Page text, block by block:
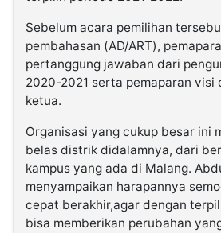
Sebelum acara pemilihan
pembahasan (AD/ART),
pertanggung jawaban dari
2020-2021 serta pemaparan visi
ketua.
Organisasi yang cukup besar ini
belas distrik didalamnya, dari
kampus yang ada di Malang.
menyampaikan harapannya
cepat berakhir,agar dengan
bisa memberikan perubahan